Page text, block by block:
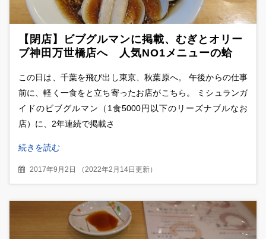
【閉店】ビブグルマンに掲載、むぎとオリー
ブ神田万世橋店へ 人気NO1メニューの蛤
この日は、千葉を飛び出し東京、秋葉原へ。 午後からの仕事
前に、軽く一食をと立ち寄ったお店がこちら。 ミシュランガ
イドのビブグルマン（1食5000円以下のリーズナブルなお
店）に、2年連続で掲載さ
続きを読む
2017年9月2日 （2022年2月14日更新）